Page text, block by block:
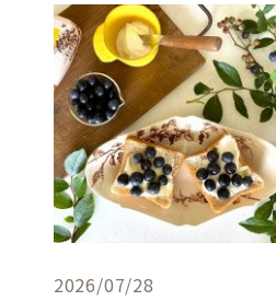
2026/07/28